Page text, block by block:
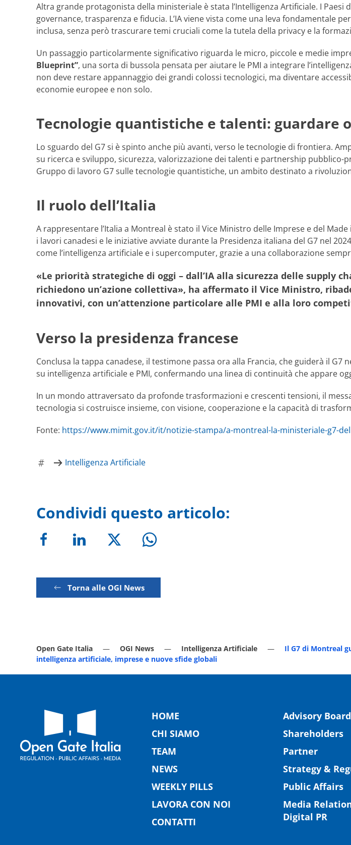
Altra grande protagonista della ministeriale è stata l’Intelligenza Artificiale. I
governance, trasparenza e fiducia. L’IA viene vista come una leva
inclusa, senza però trascurare temi cruciali come la tutela della privacy e la
Un passaggio particolarmente significativo riguarda le micro, piccole e medie
Blueprint”, una sorta di bussola pensata per aiutare le PMI a integrare
non deve restare appannaggio dei grandi colossi tecnologici, ma diventare
economie europee e non solo.
Tecnologie quantistiche e talenti: guardare
Lo sguardo del G7 si è spinto anche più avanti, verso le tecnologie di frontiera.
su ricerca e sviluppo, sicurezza, valorizzazione dei talenti e partnership
Gruppo di lavoro G7 sulle tecnologie quantistiche, un ambito destinato a
Il ruolo dell’Italia
A rappresentare l’Italia a Montreal è stato il Vice Ministro delle Imprese e del
i lavori canadesi e le iniziative avviate durante la Presidenza italiana del G7 nel
come l’intelligenza artificiale e i supercomputer, grazie a una collaborazione
«Le priorità strategiche di oggi – dall’IA alla sicurezza delle supply
richiedono un’azione collettiva», ha affermato il Vice Ministro,
innovativi, con un’attenzione particolare alle PMI e alla loro
Verso la presidenza francese
Conclusa la tappa canadese, il testimone passa ora alla Francia, che guiderà il
su intelligenza artificiale e PMI, confermando una linea di continuità che appare
In un mondo attraversato da profonde trasformazioni e crescenti tensioni, il
tecnologia si costruisce insieme, con visione, cooperazione e la capacità di
Fonte: https://www.mimit.gov.it/it/notizie-stampa/a-montreal-la-ministeriale-g7-
Intelligenza Artificiale
Condividi questo articolo:
Torna alle OGI News
Open Gate Italia OGI News Intelligenza Artificiale
Il G7 di Montreal
intelligenza artificiale, imprese e nuove sfide globali
HOME
CHI SIAMO
TEAM
NEWS
WEEKLY PILLS
LAVORA CON NOI
CONTATTI
Advisory Board
Shareholders
Partner
Strategy &
Public Affairs
Media
Digital PR